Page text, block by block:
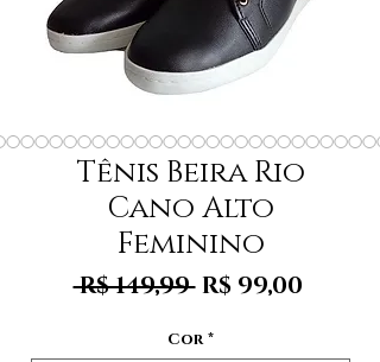
Tênis Beira Rio
Cano Alto
Feminino
R$ 149,99 Preço
R$ 99,00Preço
Cor *